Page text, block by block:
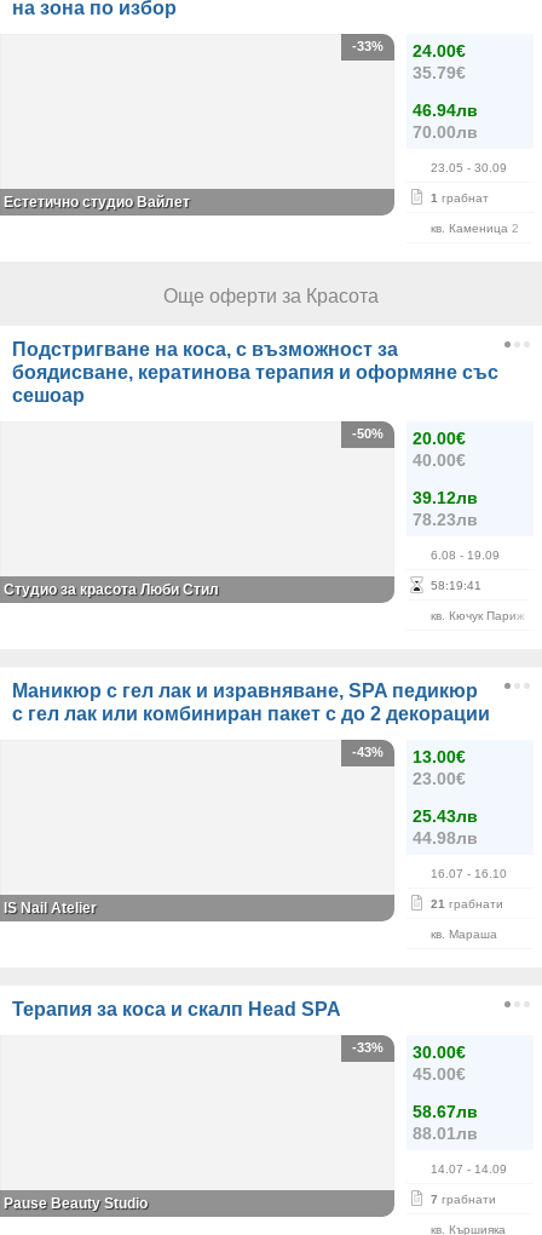
на зона по избор
24.00€
35.79€
46.94лв
70.00лв
23.05 - 30.09
1 грабнат
кв. Каменица 2
-33%
Естетично студио Вайлет
Още оферти за Красота
Подстригване на коса, с възможност за
боядисване, кератинова терапия и оформяне със
сешоар
20.00€
40.00€
39.12лв
78.23лв
6.08 - 19.09
58:19:41
кв. Кючук Париж
-50%
Студио за красота Люби Стил
Маникюр с гел лак и изравняване, SPA педикюр
с гел лак или комбиниран пакет с до 2 декорации
13.00€
23.00€
25.43лв
44.98лв
16.07 - 16.10
21 грабнати
кв. Мараша
-43%
IS Nail Atelier
Терапия за коса и скалп Head SPA
30.00€
45.00€
58.67лв
88.01лв
14.07 - 14.09
7 грабнати
кв. Кършияка
-33%
Pause Beauty Studio